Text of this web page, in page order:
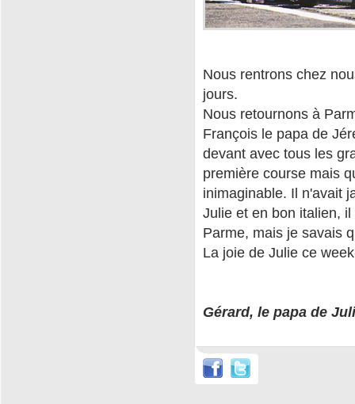
Nous rentrons chez
jours.
Nous retournons à
François le papa de
devant avec tous les
première course mais
inimaginable. Il n'avait
Julie et en bon italien,
Parme, mais je savais
La joie de Julie ce
Gérard, le papa de